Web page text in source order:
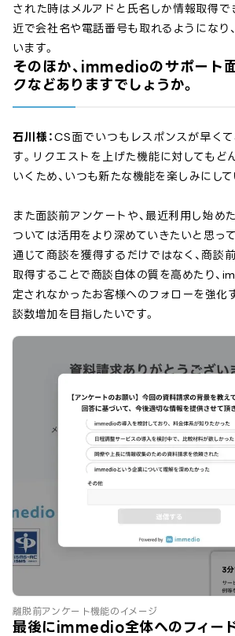
された時はメルアドと氏名しか情報取得で
近で会社名や電話番号も取れるようになり
います。
そのほか、immedioのサポート
クなどありますでしょうか。
石川様：CS面でいつもレスポンスが早く
す。リクエストを上げた機能に対してもど
いくため、いつも新たな機能を楽しみにして
また面談前アンケートや、最近利用し始め
ついては活用をより深めていきたいと思っ
通じて商談を獲得するだけではなく、商談
取得することで商談自体の質を高めたり、
定されなかったお客様へのフォローを強化
談数増加を目指したいです。
離脱前アンケート機能のイメージ
最後にimmedio全体へのフィー